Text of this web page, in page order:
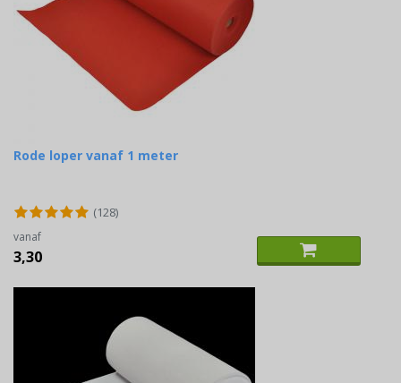
Rode loper vanaf 1 meter
(128)
vanaf
3,30